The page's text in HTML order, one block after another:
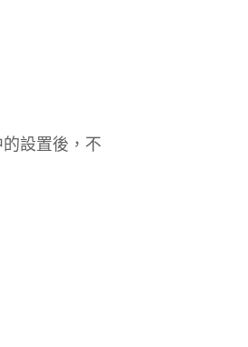
設置後，不